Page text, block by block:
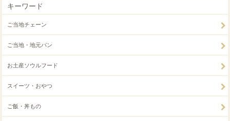
キーワード
ご当地チェーン
ご当地・地元パン
お土産ソウルフード
スイーツ・おやつ
ご飯・丼もの